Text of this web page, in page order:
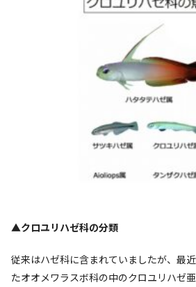
▲クロユリハゼ科の分類
従来はハゼ科に含まれていましたが、最
たオオメワラスボ科の中のクロユリハゼ